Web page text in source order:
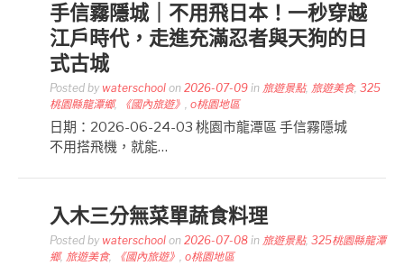
手信霧隱城｜不用飛日本！一秒穿越
江戶時代，走進充滿忍者與天狗的日
式古城
Posted by waterschool on 2026-07-09 in 旅遊景點, 旅遊美食, 325
桃園縣龍潭鄉, 《國內旅遊》 , o桃園地區
日期：2026-06-24-03 桃園市龍潭區 手信霧隱城
不用搭飛機，就能…
入木三分無菜單蔬食料理
Posted by waterschool on 2026-07-08 in 旅遊景點, 325桃園縣龍潭
鄉, 旅遊美食, 《國內旅遊》 o桃園地區